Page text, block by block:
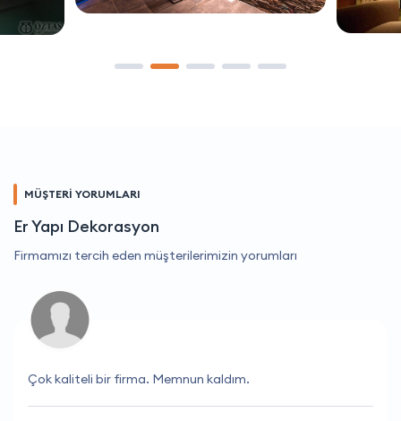
MÜŞTERİ YORUMLARI
Er Yapı Dekorasyon
Firmamızı tercih eden müşterilerimizin yorumları
Çok kaliteli bir firma. Memnun kaldım.